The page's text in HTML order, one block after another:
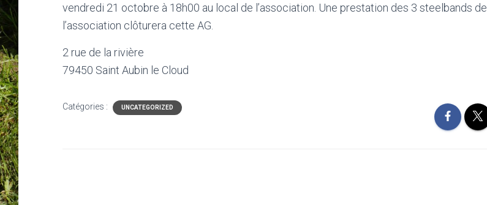
vendredi 21 octobre à 18h00 au local de l’association. Une prestation des 3 steelbands de
l’association clôturera cette AG.
2 rue de la rivière
79450 Saint Aubin le Cloud
Catégories : UNCATEGORIZED